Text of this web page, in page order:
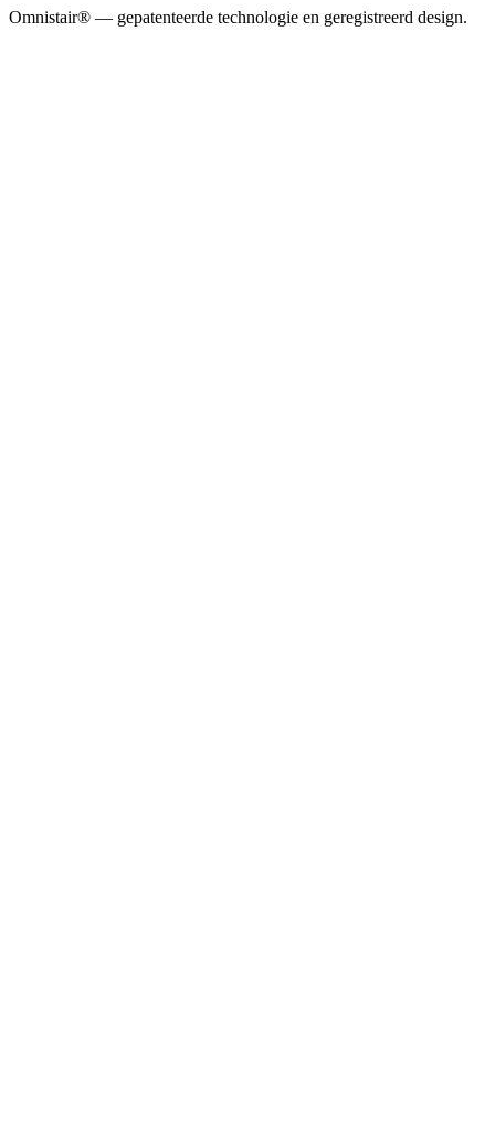
Omnistair® — gepatenteerde technologie en geregistreerd design.